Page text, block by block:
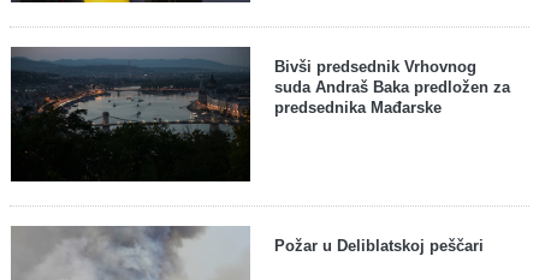
Bivši predsednik Vrhovnog
suda Andraš Baka predložen za
predsednika Mađarske
Požar u Deliblatskoj peščari